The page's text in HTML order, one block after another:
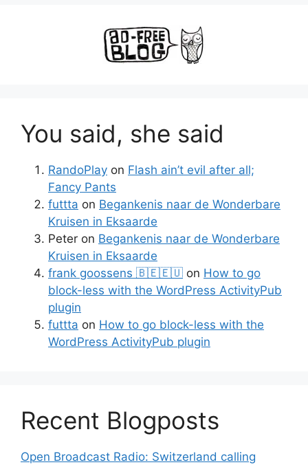
You said, she said
RandoPlay on Flash ain’t evil after all;
Fancy Pants
futtta on Begankenis naar de Wonderbare
Kruisen in Eksaarde
Peter on Begankenis naar de Wonderbare
Kruisen in Eksaarde
frank goossens 🇧🇪🇪🇺 on How to go
block-less with the WordPress ActivityPub
plugin
futtta on How to go block-less with the
WordPress ActivityPub plugin
Recent Blogposts
Open Broadcast Radio: Switzerland calling